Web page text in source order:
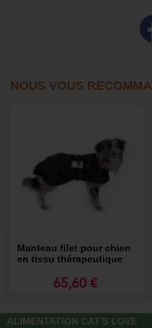
NOUS VOUS
Manteau filet pour chien
en tissu thérapeutique
65,60 €
ALIMENTATION CAT'S LOVE